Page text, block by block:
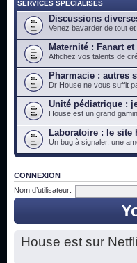
SERVICES SPÉCIALISÉS
Discussions
Venez bavarder de tout
Maternité : Fanart
Affichez vos talents de
Pharmacie : autres
Dr House ne vous suffit
Unité pédiatrique :
House est un grand
Laboratoire : le site
Un bug à signaler, une
CONNEXION
Nom d’utilisateur:
House est sur